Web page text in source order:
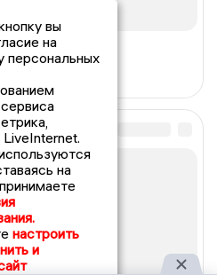
вы
на
персональных
LiveInternet.
на
настроить
и